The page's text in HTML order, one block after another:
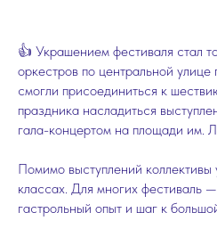
👍 Украшением фестиваля стал
оркестров по центральной
смогли присоединиться к
праздника насладиться
гала-концертом на площади им.
Помимо выступлений коллективы
классах. Для многих фестиваль
гастрольный опыт и шаг к